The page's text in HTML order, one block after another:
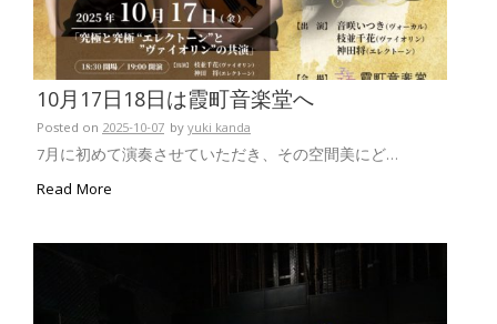
10月17日18日は霞町音楽堂へ
Posted on 2025-10-07 byyuki kanda
7月に初めて演奏させていただき、その空間美にど…
Read More